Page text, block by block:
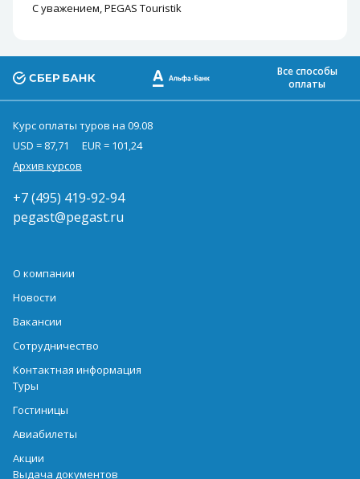
С уважением, PEGAS Touristik
Все способы
оплаты
Курс оплаты туров на 09.08
USD = 87,71
EUR = 101,24
Архив курсов
+7 (495) 419-92-94
pegast@pegast.ru
О компании
Новости
Вакансии
Сотрудничество
Контактная информация
Туры
Гостиницы
Авиабилеты
Акции
Выдача документов